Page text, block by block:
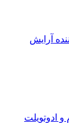
آرایش
ادوتویلت